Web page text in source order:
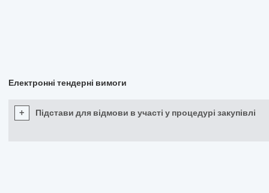
Електронні тендерні вимоги
+ Підстави для відмови в участі у процедурі закупівлі